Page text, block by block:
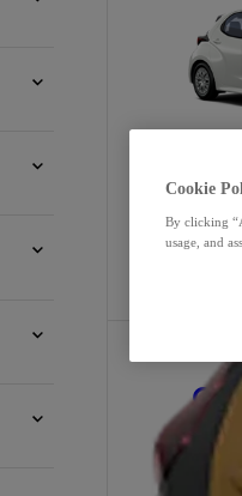
Cookie
By clicking
usage, and